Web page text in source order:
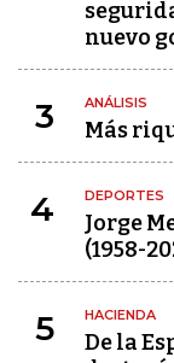
nuevo
3 ANÁLISIS
Más
4 DEPORTES
Jorge
(1958-
5 HACIENDA
De la